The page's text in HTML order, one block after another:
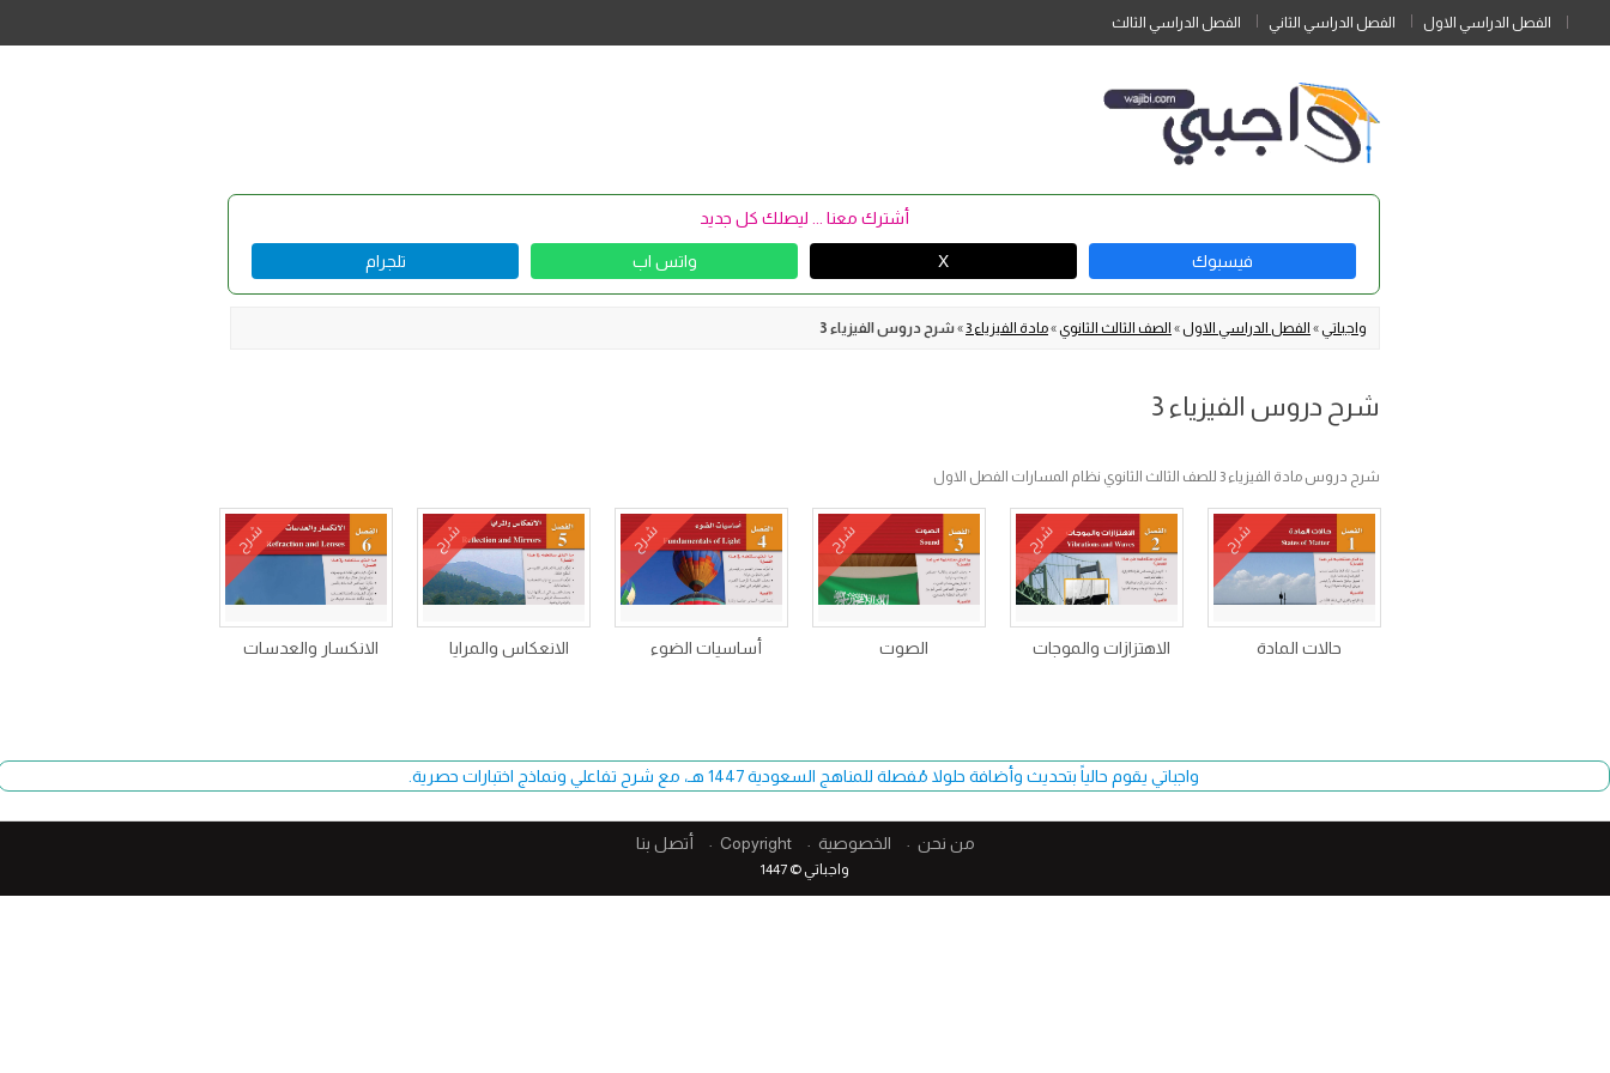
الفصل الدراسي الاول الفصل الدراسي الثاني الفصل الدراسي الثالث
أشترك معنا ... ليصلك كل جديد
فيسبوك X واتس اب تلجرام
واجباتي » الفصل الدراسي الاول» الصف الثالث الثانوي »مادة الفيزياء 3 »شرح دروس الفيزياء 3
شرح دروس الفيزياء 3
شرح دروس مادة الفيزياء 3 للصف الثالث الثانوي نظام المسارات الفصل الاول
شرح
حالات المادة
شرح
الاهتزازات والموجات
شرح
الصوت
شرح
أساسيات الضوء
شرح
الانعكاس والمرايا
شرح
الانكسار والعدسات
واجباتي يقوم حالياً بتحديث وأضافة حلولا مُفصلة للمناهج السعودية 1447 هـ، مع شرح تفاعلي ونماذج اختبارات حصرية.
من نحن الخصوصية Copyright​ أتصل بنا
واجباتي © 1447